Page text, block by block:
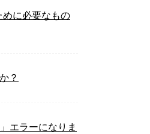
めに必要なもの
？
エラーになりま